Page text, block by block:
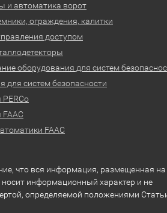
и автоматика ворот
ограждения, калитки
доступом
оборудования для систем
систем безопасности
FAAC
что вся информация, размещенная на
носит информационный характер и не
определяемой положениями